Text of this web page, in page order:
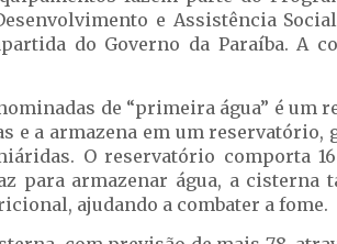
e Assistência
do Governo da Paraíba. A
de “primeira água” é um
e a armazena em um reservatório,
O reservatório comporta
para armazenar água, a cisterna
ajudando a combater a fome.